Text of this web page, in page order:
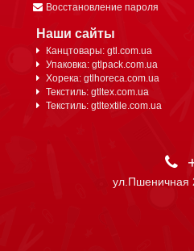
Восстановление пароля
Наши сайты
Канцтовары: gtl.com.ua
Упаковка: gtlpack.com.ua
Хорека: gtlhoreca.com.ua
Текстиль: gtltex.com.ua
Текстиль: gtltextile.com.ua
ул.Пшеничная